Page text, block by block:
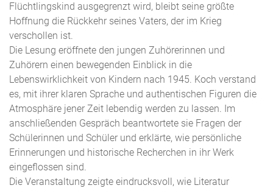
Flüchtlingskind ausgegrenzt wird, bleibt seine größte
Hoffnung die Rückkehr seines Vaters, der im Krieg
verschollen ist.
Die Lesung eröffnete den jungen Zuhörerinnen und
Zuhörern einen bewegenden Einblick in die
Lebenswirklichkeit von Kindern nach 1945. Koch verstand
es, mit ihrer klaren Sprache und authentischen Figuren die
Atmosphäre jener Zeit lebendig werden zu lassen. Im
anschließenden Gespräch beantwortete sie Fragen der
Schülerinnen und Schüler und erklärte, wie persönliche
Erinnerungen und historische Recherchen in ihr Werk
eingeflossen sind.
Die Veranstaltung zeigte eindrucksvoll, wie Literatur